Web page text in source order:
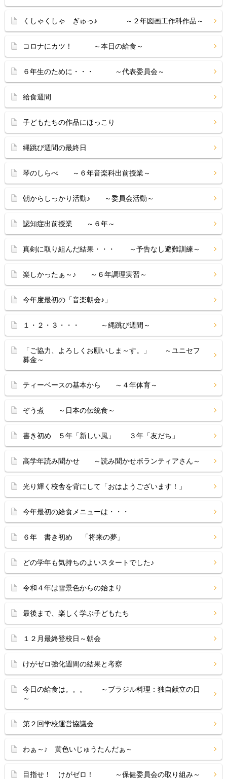
くしゃくしゃ ぎゅっ♪ ～２年図画工作科作品～
コロナにカツ！ ～本日の給食～
６年生のために・・・ ～代表委員会～
給食週間
子どもたちの作品にほっこり
縄跳び週間の最終日
琴のしらべ ～６年音楽科出前授業～
朝からしっかり活動♪ ～委員会活動～
認知症出前授業 ～６年～
真剣に取り組んだ結果・・・ ～予告なし避難訓練～
楽しかったぁ～♪ ～６年調理実習～
今年度最初の「音楽朝会♪」
１・２・３・・・ ～縄跳び週間～
「ご協力、よろしくお願いしま～す。」 ～ユニセフ
募金～
ティーベースの基本から ～４年体育～
ぞう煮 ～日本の伝統食～
書き初め ５年「新しい風」 ３年「友だち」
高学年読み聞かせ ～読み聞かせボランティアさん～
光り輝く校舎を背にして「おはようございます！」
今年最初の給食メニューは・・・
６年 書き初め 「将来の夢」
どの学年も気持ちのよいスタートでした♪
令和４年は雪景色からの始まり
最後まで、楽しく学ぶ子どもたち
１２月最終登校日～朝会
けがゼロ強化週間の結果と考察
今日の給食は。。。 ～ブラジル料理：独自献立の日
～
第２回学校運営協議会
わぁ～♪ 黄色いじゅうたんだぁ～
目指せ！ けがゼロ！ ～保健委員会の取り組み～